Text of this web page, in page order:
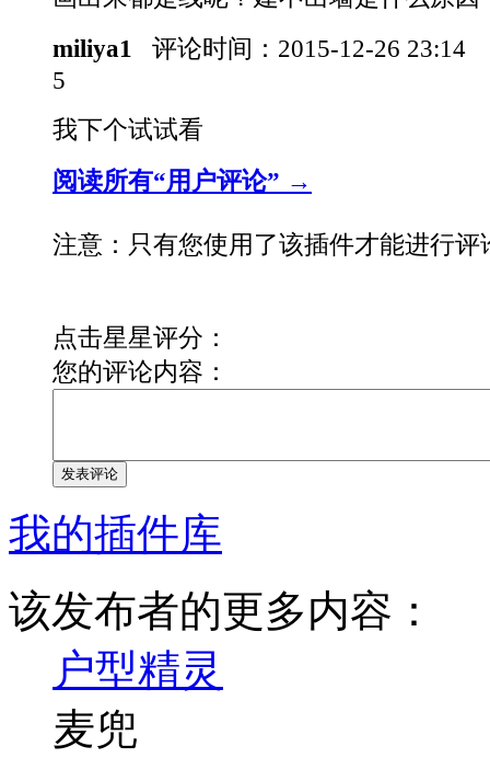
miliya1
评论时间： 2015-12-26 23:14
5
我下个试试看
阅读所有“用户评论” →
注意：只有您使用了该插件才能进行评
点击星星评分：
您的评论内容：
发表评论
我的插件库
该发布者的更多内容：
户型精灵
麦兜